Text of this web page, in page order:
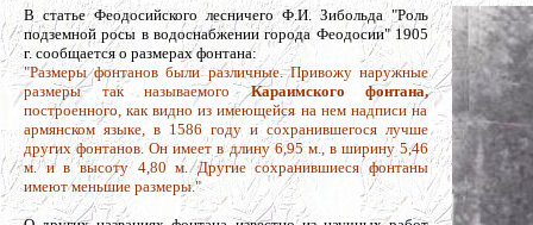
В статье Феодосийского лесничего Ф.И. Зибольда "Роль
подземной росы в водоснабжении города Феодосии" 1905
г. сообщается о размерах фонтана:
"Размеры фонтанов были различные. Привожу наружные
размеры так называемогоКараимского фонтана,
построенного, как видно из имеющейся на нем надписи на
армянском языке, в 1586 году и сохранившегося лучше
других фонтанов. Он имеет в длину 6,95 м., в ширину 5,46
м. и в высоту 4,80 м. Другие сохранившиеся фонтаны
имеют меньшие размеры."